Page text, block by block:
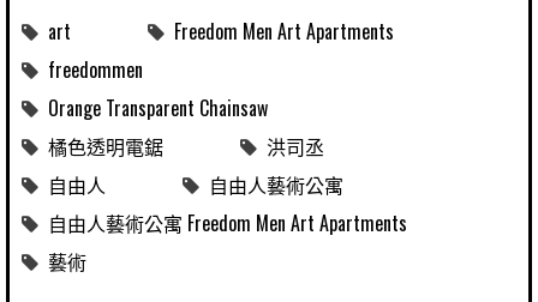
art
Freedom Men Art Apartments
freedommen
Orange Transparent Chainsaw
橘色透明電鋸
洪司丞
自由人
自由人藝術公寓
自由人藝術公寓 Freedom Men Art Apartments
藝術